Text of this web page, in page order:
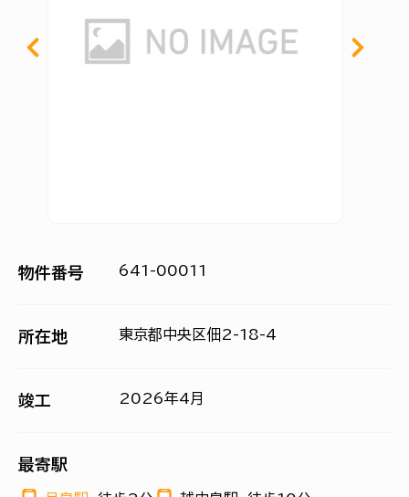
物件番号 641-00011
所在地 東京都中央区佃2-18-4
竣工 2026年4月
最寄駅